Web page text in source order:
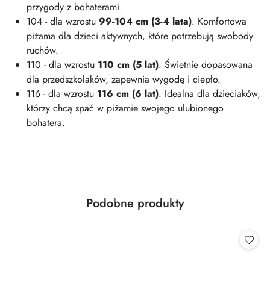
przygody z bohaterami.
104 - dla wzrostu 99-104 cm (3-4 lata). Komfortowa
piżama dla dzieci aktywnych, które potrzebują swobody
ruchów.
110 - dla wzrostu 110 cm (5 lat). Świetnie dopasowana
dla przedszkolaków, zapewnia wygodę i ciepło.
116 - dla wzrostu 116 cm (6 lat). Idealna dla dzieciaków,
którzy chcą spać w piżamie swojego ulubionego
bohatera.
Pomiń karuzelę produktów
Produkty
Podobne produkty